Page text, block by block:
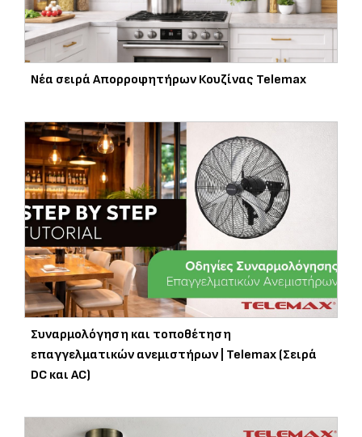
Νέα σειρά Απορροφητήρων Κουζίνας Telemax
Συναρμολόγηση και τοποθέτηση
επαγγελματικών ανεμιστήρων | Telemax (Σειρά
DC και AC)